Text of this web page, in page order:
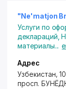
охлаждения);
• футеровка
"Ne'matjon
Услуги по
деклараций ,
материалы...
Адрес
Узбекистан,
просп.